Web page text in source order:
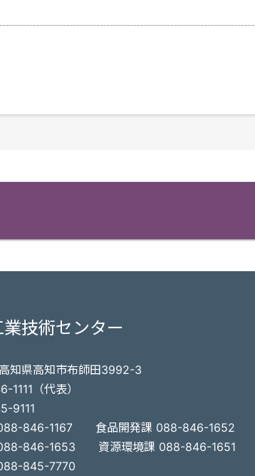
技術センター
知県高知市布師田3992-3
（代表）
9111
846-1167
食品開発課 088-846-1652
846-1653
資源環境課 088-846-1651
845-7770